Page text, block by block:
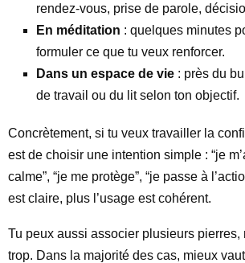
rendez-vous, prise de parole,
En méditation : quelques minutes
formuler ce que tu veux renforcer.
Dans un espace de vie : près du
de travail ou du lit selon ton objectif.
Concrètement, si tu veux travailler la
est de choisir une intention simple : “je
calme”, “je me protège”, “je passe à
est claire, plus l’usage est cohérent.
Tu peux aussi associer plusieurs pierres,
trop. Dans la majorité des cas, mieux